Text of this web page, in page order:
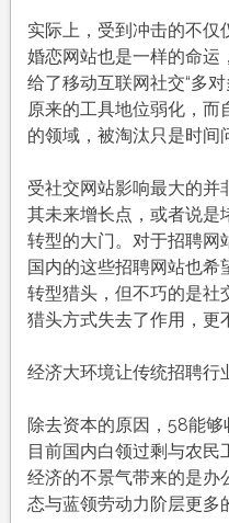
实际上，受到冲击的不仅
婚恋网站也是一样的命运
给了移动互联网社交“多
原来的工具地位弱化，而
的领域，被淘汰只是时间
受社交网站影响最大的并
其未来增长点，或者说是
转型的大门。对于招聘网
国内的这些招聘网站也希
转型猎头，但不巧的是社
猎头方式失去了作用，更
经济大环境让传统招聘行
除去资本的原因，58能
目前国内白领过剩与农民
经济的不景气带来的是办
态与蓝领劳动力阶层更多